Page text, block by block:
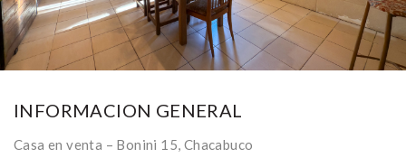
INFORMACION GENERAL
Casa en venta – Bonini 15, Chacabuco